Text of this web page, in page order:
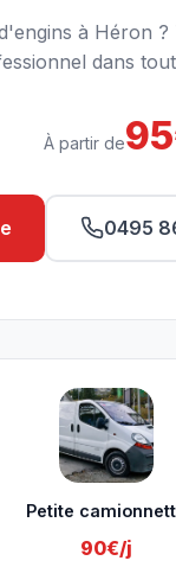
à Héron
dans
À partir de
0495
Petite
90€/j